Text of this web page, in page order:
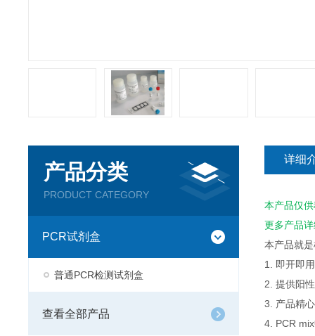
产品分类
PRODUCT CATEGORY
PCR试剂盒
普通PCR检测试剂盒
查看全部产品
详细
本产品仅
更多产品
本产品就
1. 即开即
2. 提供阳
3. 产品精
4. PCR